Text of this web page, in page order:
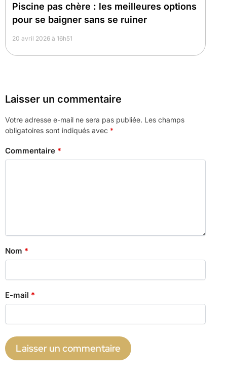
Piscine pas chère : les meilleures options
pour se baigner sans se ruiner
20 avril 2026 à 16h51
Laisser un commentaire
Votre adresse e-mail ne sera pas publiée. Les champs
obligatoires sont indiqués avec *
Commentaire *
Nom *
E-mail *